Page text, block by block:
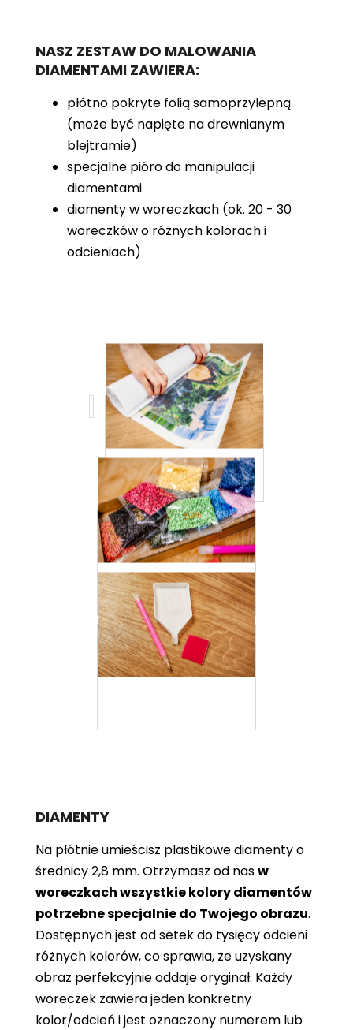
NASZ ZESTAW DO MALOWANIA
DIAMENTAMI ZAWIERA:
płótno pokryte folią samoprzylepną
(może być napięte na drewnianym
blejtramie)
specjalne pióro do manipulacji
diamentami
diamenty w woreczkach (ok. 20 - 30
woreczków o różnych kolorach i
odcieniach)
DIAMENTY
Na płótnie umieścisz plastikowe diamenty o
średnicy 2,8 mm. Otrzymasz od nasw
woreczkach wszystkie kolory diamentów
potrzebne specjalnie do Twojego obrazu.
Dostępnych jest od setek do tysięcy odcieni
różnych kolorów, co sprawia, że ​​uzyskany
obraz perfekcyjnie oddaje oryginał. Każdy
woreczek zawiera jeden konkretny
kolor/odcień i jest oznaczony numerem lub